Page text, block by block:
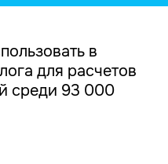
в
для расчетов
среди 93 000